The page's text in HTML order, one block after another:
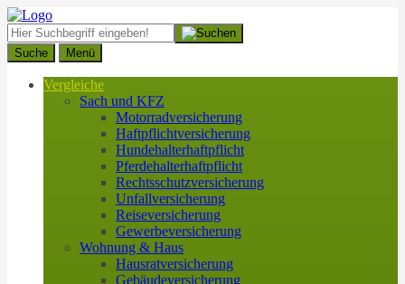
Suche Menü
Vergleiche
Sach und KFZ
Motorradversicherung
Haftpflichtversicherung
Hundehalterhaftpflicht
Pferdehalterhaftpflicht
Rechtsschutzversicherung
Unfallversicherung
Reiseversicherung
Gewerbeversicherung
Wohnung & Haus
Hausratversicherung
Gebäudeversicherung